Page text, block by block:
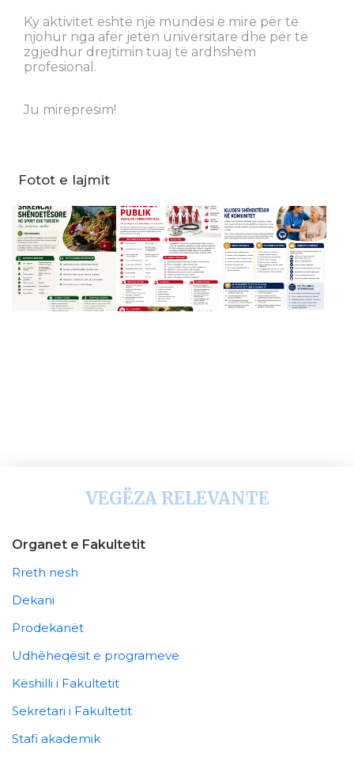
Ky aktivitet është një mundësi e mirë për të
njohur nga afër jetën universitare dhe për të
zgjedhur drejtimin tuaj të ardhshëm
profesional.
Ju mirëpresim!
Fotot e lajmit
VEGËZA RELEVANTE
Organet e Fakultetit
Rreth nesh
Dekani
Prodekanët
Udhëheqësit e programeve
Këshilli i Fakultetit
Sekretari i Fakultetit
Stafi akademik